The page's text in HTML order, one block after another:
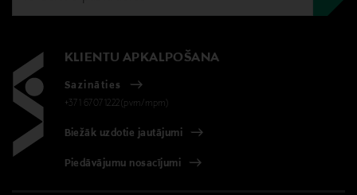
KLIENTU APKALPOŠANA
Sazināties
+371 67071222(pvm/mpm)
Biežāk uzdotie jautājumi
Piedāvājumu nosacījumi